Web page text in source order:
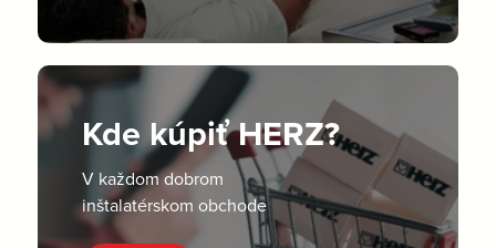
Kde kúpiť HERZ?
V každom dobrom
inštalatérskom obchode